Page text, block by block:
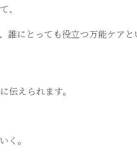
、
にとっても役立つ万能ケアと
伝えられます。
く。